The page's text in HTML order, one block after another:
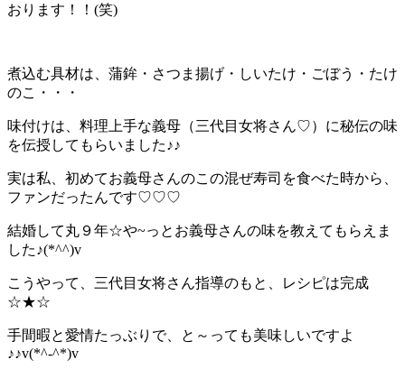
おります！！(笑)
煮込む具材は、蒲鉾・さつま揚げ・しいたけ・ごぼう・たけ
のこ・・・
味付けは、料理上手な義母（三代目女将さん♡）に秘伝の味
を伝授してもらいました♪♪
実は私、初めてお義母さんのこの混ぜ寿司を食べた時から、
ファンだったんです♡♡♡
結婚して丸９年☆や~っとお義母さんの味を教えてもらえま
した♪(*^^)v
こうやって、三代目女将さん指導のもと、レシピは完成
☆★☆
手間暇と愛情たっぶりで、と～っても美味しいですよ
♪♪v(*^-^*)v